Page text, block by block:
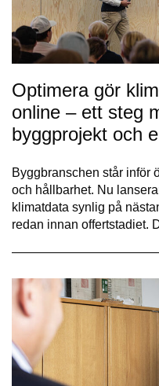
Optimera gör
online – ett steg
byggprojekt och
Byggbranschen står inför
och hållbarhet. Nu
klimatdata synlig på
redan innan offertstadiet.